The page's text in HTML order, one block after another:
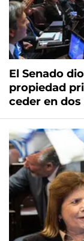
El Senado
propiedad
ceder en